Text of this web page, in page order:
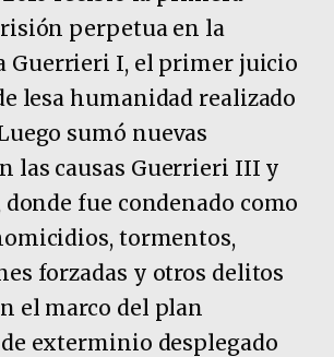
perpetua en la
Guerrieri I, el primer juicio
lesa humanidad realizado
sumó nuevas
las causas Guerrieri III y
fue condenado como
tormentos,
forzadas y otros delitos
el marco del plan
exterminio desplegado